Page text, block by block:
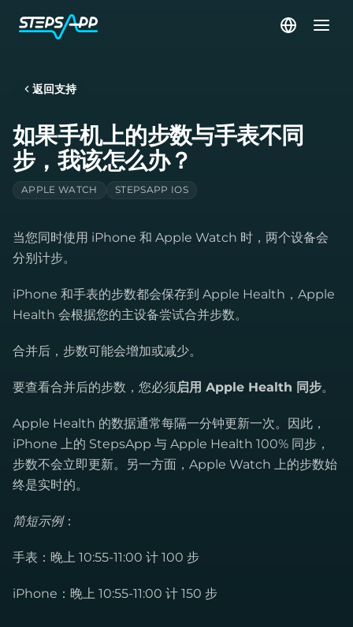
返回支持
如果手机上的步数与手表不同
步，我该怎么办？
APPLE WATCH STEPSAPP IOS
当您同时使用 iPhone 和 Apple Watch 时，两个设备会
分别计步。
iPhone 和手表的步数都会保存到 Apple Health，Apple
Health 会根据您的主设备尝试合并步数。
合并后，步数可能会增加或减少。
要查看合并后的步数，您必须启用 Apple Health 同步。
Apple Health 的数据通常每隔一分钟更新一次。因此，
iPhone 上的 StepsApp 与 Apple Health 100% 同步，
步数不会立即更新。另一方面，Apple Watch 上的步数始
终是实时的。
简短示例：
​手表：晚上 10:55-11:00 计 100 步
iPhone：晚上 10:55-11:00 计 150 步